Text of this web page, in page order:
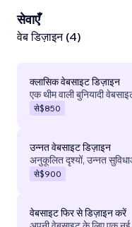
सेवाएँ
वेब डिज़ाइन (4)
क्लासिक वेबसाइट डिज़ाइन
एक थीम वाली बुनियादी
से$850
उन्नत वेबसाइट डिज़ाइन
अनुकूलित दृश्यों, उन्नत
से$900
वेबसाइट फिर से डिज़ाइन करें